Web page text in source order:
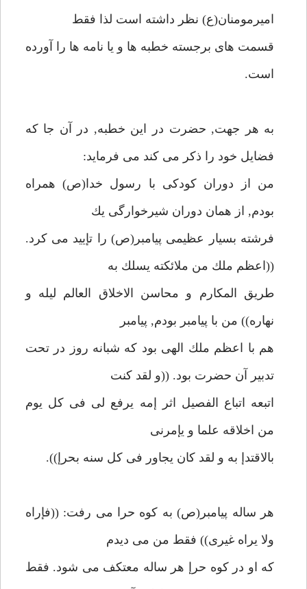
اميرمومنان(ع) نظر داشته است لذا فقط
قسمت هاى برجسته خطبه ها و يا نامه ها را آورده
است.
به هر جهت, حضرت در اين خطبه, در آن جا كه
فضايل خود را ذكر مى كند مى فرمايد:
من از دوران كودكى با رسول خدا(ص) همراه
بودم, از همان دوران شيرخوارگى يك
فرشته بسيار عظيمى پيامبر(ص) را تإييد مى كرد.
((اعظم ملك من ملائكته يسلك به
طريق المكارم و محاسن الاخلاق العالم ليله و
نهاره)) من با پيامبر بودم, پيامبر
هم با اعظم ملك الهى بود كه شبانه روز در تحت
تدبير آن حضرت بود. ((و لقد كنت
اتبعه اتباع الفصيل اثر إمه يرفع لى فى كل يوم
من اخلاقه علما و يإمرنى
بالاقتدإ به و لقد كان يجاور فى كل سنه بحرإ)).
هر ساله پيامبر(ص) به كوه حرا مى رفت: ((فإراه
ولا يراه غيرى)) فقط من مى ديدم
كه او در كوه حرإ هر ساله معتكف مى شود. فقط